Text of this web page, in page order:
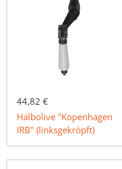
44,82 €
Halbolive "Kopenhagen
IRB" (linksgekröpft)